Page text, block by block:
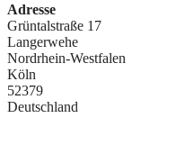
Adresse
Grüntalstraße 17
Langerwehe
Nordrhein-Westfalen
Köln
52379
Deutschland